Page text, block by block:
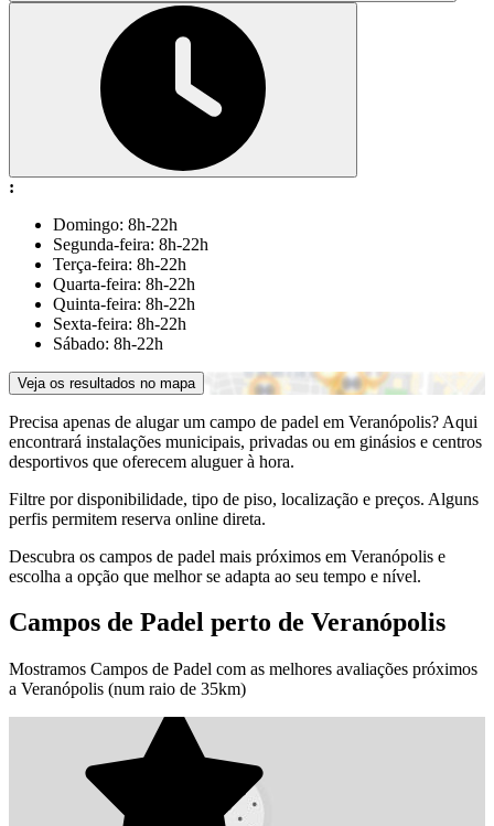
:
Domingo: 8h-22h
Segunda-feira: 8h-22h
Terça-feira: 8h-22h
Quarta-feira: 8h-22h
Quinta-feira: 8h-22h
Sexta-feira: 8h-22h
Sábado: 8h-22h
Veja os resultados no mapa
Precisa apenas de alugar um campo de padel em Veranópolis? Aqui
encontrará instalações municipais, privadas ou em ginásios e centros
desportivos que oferecem aluguer à hora.
Filtre por disponibilidade, tipo de piso, localização e preços. Alguns
perfis permitem reserva online direta.
Descubra os campos de padel mais próximos em Veranópolis e
escolha a opção que melhor se adapta ao seu tempo e nível.
Campos de Padel perto de Veranópolis
Mostramos Campos de Padel com as melhores avaliações próximos
a Veranópolis (num raio de 35km)